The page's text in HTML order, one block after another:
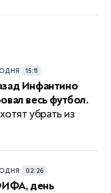
15:11
Инфантино
весь футбол.
убрать из
02:26
день